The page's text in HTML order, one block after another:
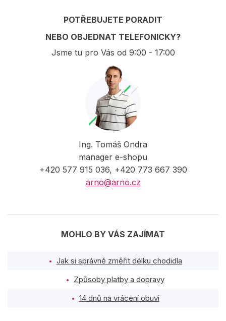
POTŘEBUJETE PORADIT
NEBO OBJEDNAT TELEFONICKY?
Jsme tu pro Vás od 9:00 - 17:00
Ing. Tomáš Ondra
manager e-shopu
+420 577 915 036, +420 773 667 390
arno@arno.cz
MOHLO BY VÁS ZAJÍMAT
Jak si správně změřit délku chodidla
Způsoby platby a dopravy
14 dnů na vrácení obuvi